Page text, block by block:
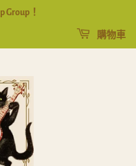
Group！
購物車